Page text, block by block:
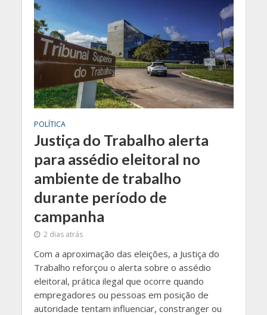
POLÍTICA
Justiça do Trabalho alerta
para assédio eleitoral no
ambiente de trabalho
durante período de
campanha
2 dias atrás
Com a aproximação das eleições, a Justiça do
Trabalho reforçou o alerta sobre o assédio
eleitoral, prática ilegal que ocorre quando
empregadores ou pessoas em posição de
autoridade tentam influenciar, constranger ou